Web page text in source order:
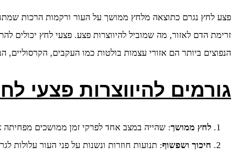
פצע לחץ נגרם כתוצאה מלחץ ממושך על העור ורקמות הרכות
זרימת הדם לאזור, מה שמוביל להיווצרות פצע. פצעי לחץ יכולים
הנפוצים ביותר הם אזורי עצמות בולטות כמו העקבים, הקרסוליים,
גורמים להיווצרות פצעי
לחץ ממושך: שהייה במצב אחד לפרקי זמן ממושכים מפחיתה
חיכוך ושפשוף: תנועות חוזרות ונשנות על פני העור עלולות